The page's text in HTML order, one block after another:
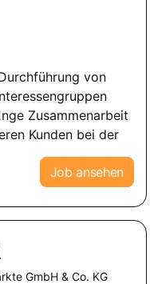
von
Zusammenarbeit
Kunden bei der
Job ansehen
GmbH & Co. KG